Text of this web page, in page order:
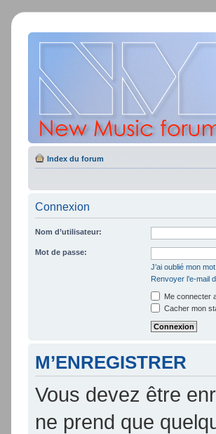
Index du forum
Connexion
Nom d’utilisateur:
Mot de passe:
J’ai oublié mon
Renvoyer l’e-mail
Me connecter
Cacher mon
M’ENREGISTRER
Vous devez être
ne prend que